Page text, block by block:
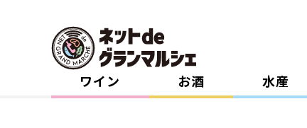
ワイン お酒 水産